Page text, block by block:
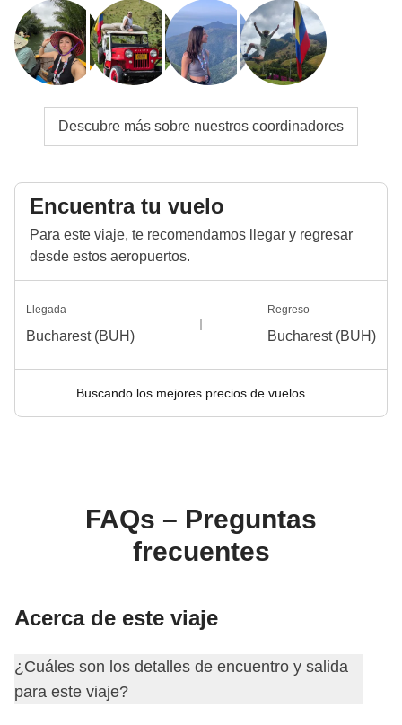
Descubre más sobre nuestros coordinadores
Encuentra tu vuelo
Para este viaje, te recomendamos llegar y regresar
desde estos aeropuertos.
Llegada
Bucharest (BUH)
Regreso
Bucharest (BUH)
Buscando los mejores precios de vuelos
FAQs – Preguntas
frecuentes
Acerca de este viaje
¿Cuáles son los detalles de encuentro y salida
para este viaje?